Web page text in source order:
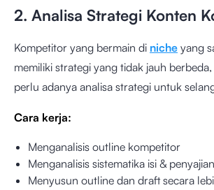
2. Analisa Strategi Konten
Kompetitor yang bermain di niche yang
memiliki strategi yang tidak jauh
perlu adanya analisa strategi untuk
Cara kerja:
Menganalisis outline kompetitor
Menganalisis sistematika isi &
Menyusun outline dan draft secara